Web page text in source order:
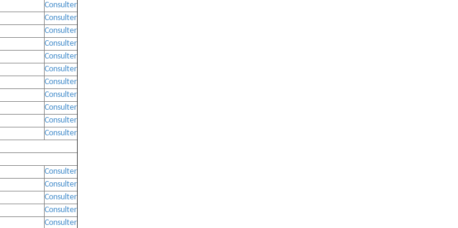
Consulter
Consulter
Consulter
Consulter
Consulter
Consulter
Consulter
Consulter
Consulter
Consulter
Consulter
Consulter
Consulter
Consulter
Consulter
Consulter